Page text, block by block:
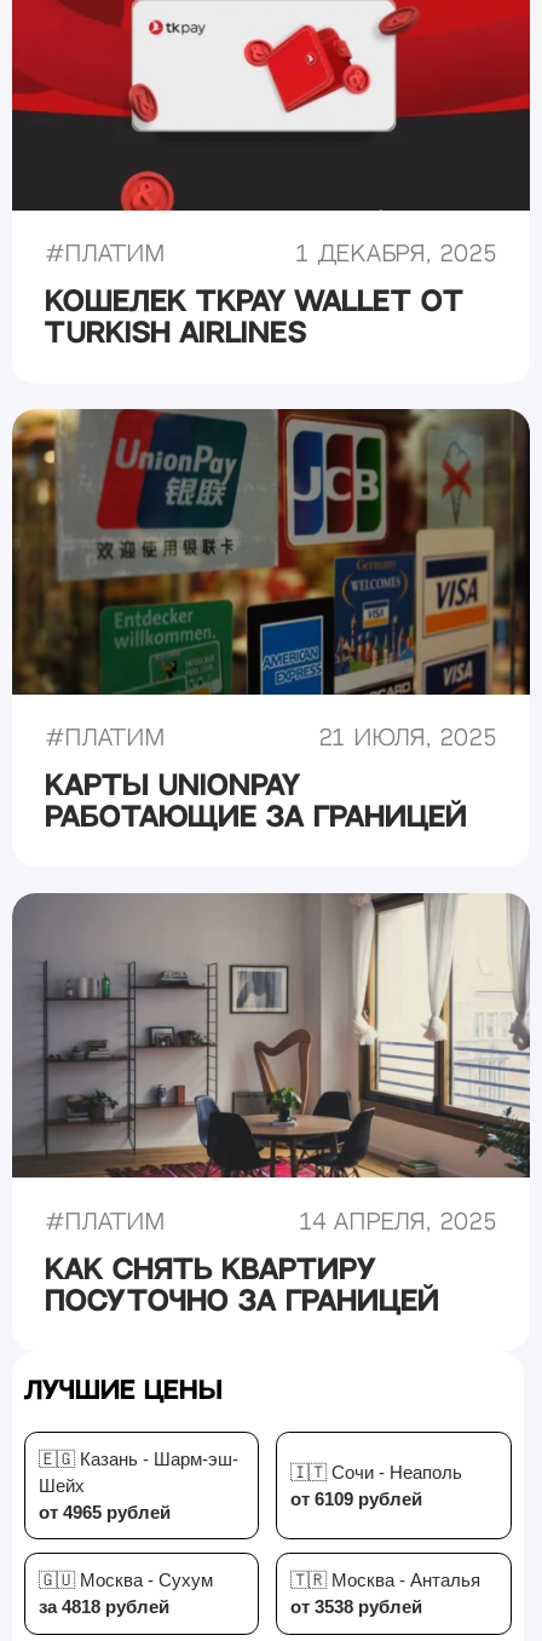
# Платим 1 декабря, 2025
Кошелек TKPAY Wallet от
Turkish Airlines
# Платим 21 июля, 2025
Карты UnionPay
работающие за границей
# Платим 14 апреля, 2025
Как снять квартиру
посуточно за границей
Лучшие цены
🇪🇬 Казань - Шарм-эш-
Шейх
от 4965 рублей
🇮🇹 Сочи - Неаполь
от 6109 рублей
🇬🇺 Москва - Сухум
за 4818 рублей
🇹🇷 Москва - Анталья
от 3538 рублей